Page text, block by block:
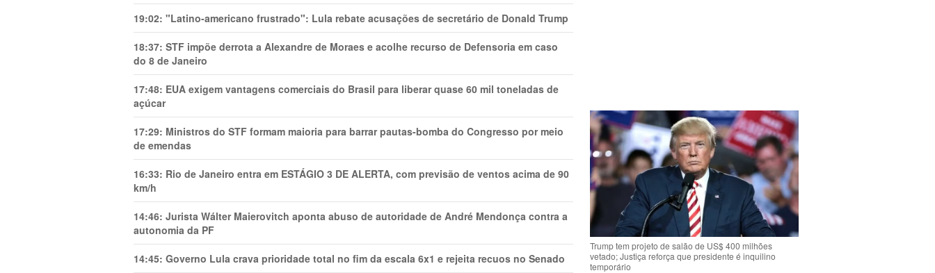
19:02: "Latino-americano frustrado": Lula rebate acusações de secretário de Donald Trump
18:37: STF impõe derrota a Alexandre de Moraes e acolhe recurso de Defensoria em caso
do 8 de Janeiro
17:48: EUA exigem vantagens comerciais do Brasil para liberar quase 60 mil toneladas de
açúcar
17:29: Ministros do STF formam maioria para barrar pautas-bomba do Congresso por meio
de emendas
16:33: Rio de Janeiro entra em ESTÁGIO 3 DE ALERTA, com previsão de ventos acima de 90
km/h
14:46: Jurista Wálter Maierovitch aponta abuso de autoridade de André Mendonça contra a
autonomia da PF
14:45: Governo Lula crava prioridade total no fim da escala 6x1 e rejeita recuos no Senado
Trump tem projeto de salão de US$ 400 milhões
vetado; Justiça reforça que presidente é inquilino
temporário